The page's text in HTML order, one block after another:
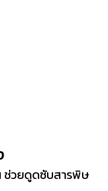
ช่วยดูดซับสารพิษ